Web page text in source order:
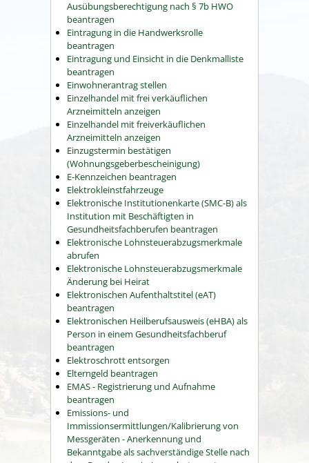
Ausübungsberechtigung nach § 7b HWO
beantragen
Eintragung in die Handwerksrolle
beantragen
Eintragung und Einsicht in die Denkmalliste
beantragen
Einwohnerantrag stellen
Einzelhandel mit frei verkäuflichen
Arzneimitteln anzeigen
Einzelhandel mit freiverkäuflichen
Arzneimitteln anzeigen
Einzugstermin bestätigen
(Wohnungsgeberbescheinigung)
E-Kennzeichen beantragen
Elektrokleinstfahrzeuge
Elektronische Institutionenkarte (SMC-B) als
Institution mit Beschäftigten in
Gesundheitsfachberufen beantragen
Elektronische Lohnsteuerabzugsmerkmale
abrufen
Elektronische Lohnsteuerabzugsmerkmale
Änderung bei Heirat
Elektronischen Aufenthaltstitel (eAT)
beantragen
Elektronischen Heilberufsausweis (eHBA) als
Person in einem Gesundheitsfachberuf
beantragen
Elektroschrott entsorgen
Elterngeld beantragen
EMAS - Registrierung und Aufnahme
beantragen
Emissions- und
Immissionsermittlungen/Kalibrierung von
Messgeräten - Anerkennung und
Bekanntgabe als sachverständige Stelle nach